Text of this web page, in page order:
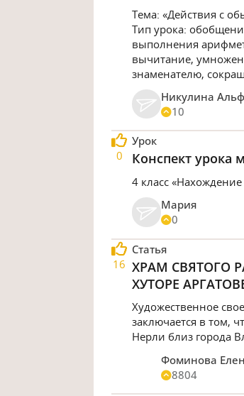
Тема: «Действия с
Тип урока:
выполнения
вычитание,
знаменателю,
Никулина
10
0
Урок
Конспект урока
4 класс
Мария
0
16
Статья
ХРАМ СВЯТОГО
ХУТОРЕ
Художественное
заключается в том,
Нерли близ города
Фоминова
8804